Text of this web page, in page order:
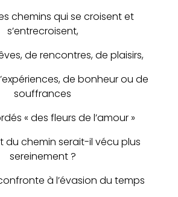
chemins qui se croisent et
s’entrecroisent,
de rencontres, de plaisirs,
de bonheur ou de
souffrances
« des fleurs de l’amour »
du chemin serait-il vécu plus
sereinement ?
à l’évasion du temps